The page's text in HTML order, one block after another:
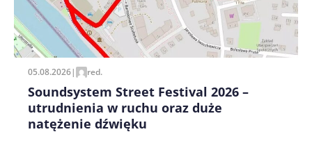
Zapamiętaj moje dane w tej przeglądarce podczas
pisania kolejnych komentarzy.
05.08.2026| red.
Soundsystem Street Festival 2026 –
utrudnienia w ruchu oraz duże
natężenie dźwięku